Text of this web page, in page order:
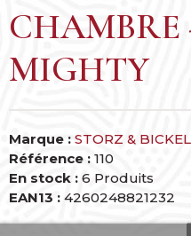
LIFE STYLE
CHAMBRE
MIGHTY
Marque : STORZ & BICKEL
Référence : 110
En stock : 6 Produits
EAN13 : 4260248821232